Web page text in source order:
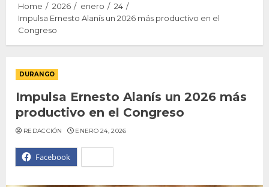
Home 2026 enero
24
Impulsa Ernesto Alanís un 2026 más productivo en el
Congreso
DURANGO
Impulsa Ernesto Alanís un 2026 más
productivo en el Congreso
Facebook
REDACCIÓN ENERO 24, 2026